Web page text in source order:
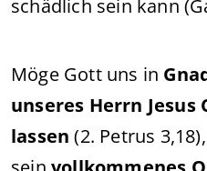
schädlich sein kann
Möge Gott uns in
unseres Herrn Jesus
lassen (2. Petrus